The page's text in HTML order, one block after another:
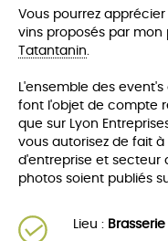
Vous pourrez
vins proposés par mon
Tatantanin.
L'ensemble des event's
font l'objet de compte
que sur Lyon
vous autorisez de fait
d'entreprise et secteur
photos soient publiés
Lieu :